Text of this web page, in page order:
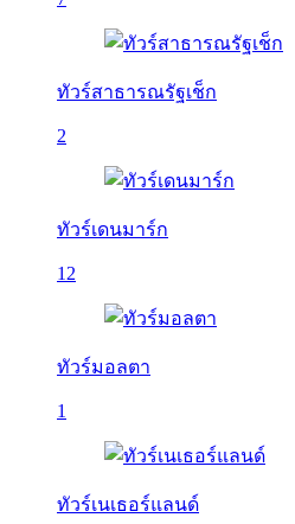
ทัวร์สาธารณรัฐเช็ก
2
ทัวร์เดนมาร์ก
12
ทัวร์มอลตา
1
ทัวร์เนเธอร์แลนด์